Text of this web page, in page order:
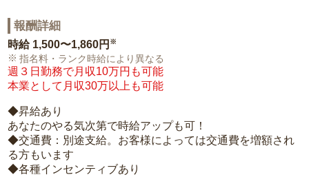
報酬詳細
時給 1,500〜1,860円 ※
指名料・ランク時給により異なる
週３日勤務で月収10万円も可能
本業として月収30万以上も可能
◆昇給あり
あなたのやる気次第で時給アップも可！
◆交通費：別途支給。お客様によっては交通費を増額され
る方もいます
◆各種インセンティブあり